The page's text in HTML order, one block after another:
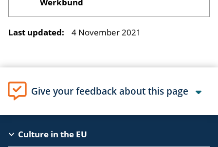
Last updated: 4 November 2021
Give your feedback about this page
EAC
Culture in the EU